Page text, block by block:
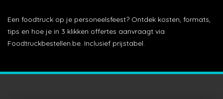
Een foodtruck op je personeelsfeest? Ontdek kosten, formats,
tips en hoe je in 3 klikken offertes aanvraagt via
Foodtruckbestellen.be. Inclusief prijstabel.